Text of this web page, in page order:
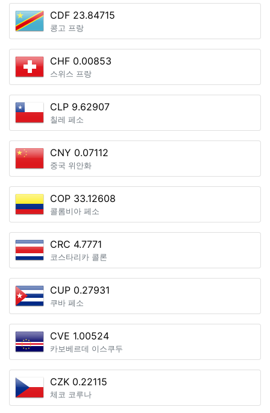
CDF 23.84715
콩고 프랑
CHF 0.00853
스위스 프랑
CLP 9.62907
칠레 페소
CNY 0.07112
중국 위안화
COP 33.12608
콜롬비아 페소
CRC 4.7771
코스타리카 콜론
CUP 0.27931
쿠바 페소
CVE 1.00524
카보베르데 이스쿠두
CZK 0.22115
체코 코루나